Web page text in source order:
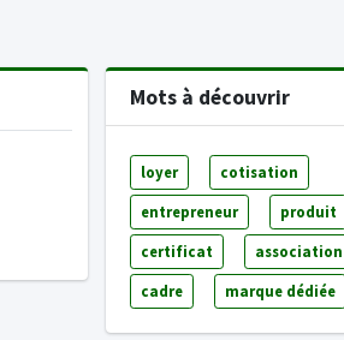
Mots à découvrir
loyer cotisation
entrepreneur produit
certificat association
cadre marque dédiée